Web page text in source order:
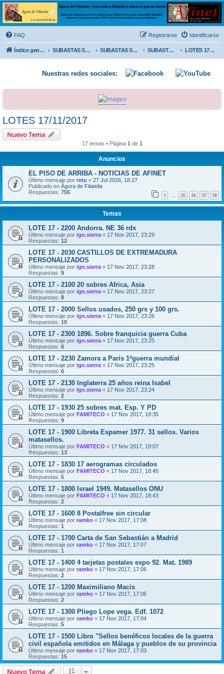
Ágora de Filatelia
Foro sobre filatelia o sobre lo que se tercie. Ágora de Filatelia es un foro abierto que Afinet
ofrece a la comunidad filatélica universal para que exprese libremente sus opiniones y
conocimientos
FAQ Identificarse
Registrarse
Índice general SUBASTAS SOLIDARIAS (In memoriam MENDOZA) SUBASTAS SOLIDARIAS 2025 y anteriores SUBASTAS SOLIDARIAS 2017 LOTES 17/11/2017
Nuestras redes sociales:
LOTES 17/11/2017
Nuevo Tema
17 temas • Página 1 de 1
Anuncios
EL PISO DE ARRIBA - NOTICIAS DE AFINET
Último mensaje por retu « 27 Jul 2026, 18:27
Publicado en Ágora de Filatelia
Respuestas: 755 1 … 35 36 37 38
Temas
LOTE 17 - 2200 Andorra. NE 36 rdx
Último mensaje por ign.sierra « 17 Nov 2017, 23:29
Respuestas: 12
LOTE 17 - 2030 CASTILLOS DE EXTREMADURA
PERSONALIZADOS
Último mensaje por ign.sierra « 17 Nov 2017, 23:28
Respuestas: 9
LOTE 17 - 2100 20 sobres Africa, Asia
Último mensaje por ign.sierra « 17 Nov 2017, 23:27
Respuestas: 8
LOTE 17 - 2000 Sellos usados, 250 grs y 100 grs.
Último mensaje por ign.sierra « 17 Nov 2017, 23:26
Respuestas: 10
LOTE 17 - 2300 1896. Sobre franquicia guerra Cuba
Último mensaje por ign.sierra « 17 Nov 2017, 23:25
Respuestas: 6
LOTE 17 - 2230 Zamora a Paris 1ªguerra mundial
Último mensaje por ign.sierra « 17 Nov 2017, 23:25
Respuestas: 6
LOTE 17 - 2130 Inglaterra 25 años reina Isabel
Último mensaje por ign.sierra « 17 Nov 2017, 23:24
Respuestas: 2
LOTE 17 - 1930 25 sobres mat. Esp. Y PD
Último mensaje por FAMITECO « 17 Nov 2017, 19:35
Respuestas: 9
LOTE 17 - 1900 Libreta Espamer 1977. 31 sellos. Varios
matasellos.
Último mensaje por FAMITECO « 17 Nov 2017, 19:07
Respuestas: 13
LOTE 17 - 1830 17 aerogramas circulados
Último mensaje por FAMITECO « 17 Nov 2017, 18:45
Respuestas: 5
LOTE 17 - 1800 Israel 1949. Matasellos ONU
Último mensaje por FAMITECO « 17 Nov 2017, 18:43
Respuestas: 2
LOTE 17 - 1600 8 Postalfree sin circular
Último mensaje por ramko « 17 Nov 2017, 17:08
Respuestas: 1
LOTE 17 - 1700 Carta de San Sebastián a Madrid
Último mensaje por ramko « 17 Nov 2017, 17:07
Respuestas: 1
LOTE 17 - 1400 4 tarjetas postales expo 92. Mat. 1989
Último mensaje por ramko « 17 Nov 2017, 17:06
Respuestas: 2
LOTE 17 - 1200 Maximiliano Macis
Último mensaje por ramko « 17 Nov 2017, 17:05
Respuestas: 2
LOTE 17 - 1300 Pliego Lope vega. Edf. 1072
Último mensaje por ramko « 17 Nov 2017, 17:04
Respuestas: 5
LOTE 17 - 1500 Libro "Sellos benéficos locales de la guerra
civil española emitidos en Málaga y pueblos de su provincia
Último mensaje por ramko « 17 Nov 2017, 17:03
Respuestas: 15
Nuevo Tema